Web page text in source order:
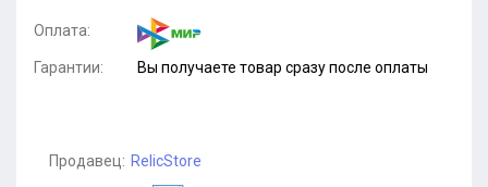
Оплата:
Гарантии: Вы получаете товар сразу после оплаты
Продавец: RelicStore